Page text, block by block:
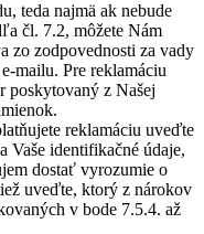
teda najmä ak nebude
čl. 7.2, môžete Nám
zo zodpovednosti za vady
mailu. Pre reklamáciu
poskytovaný z Našej
reklamáciu uveďte
Vaše identifikačné údaje,
dostať vyrozumie o
uveďte, ktorý z nárokov
v bode 7.5.4. až